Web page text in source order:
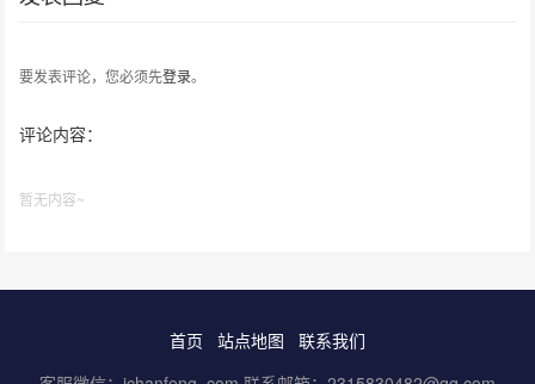
要发表评论，您必须先登录。
评论内容：
暂无内容~
首页 站点地图
联系我们